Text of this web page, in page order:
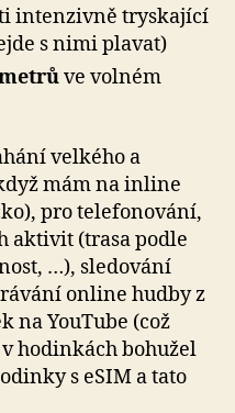
intenzivně tryskající
s nimi plavat)
ve volném
velkého a
mám na inline
pro telefonování,
aktivit (trasa podle
…), sledování
online hudby z
na YouTube (což
hodinkách bohužel
s eSIM a tato